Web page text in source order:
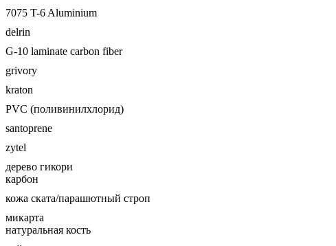
7075 T-6 Aluminium
delrin
G-10 laminate carbon fiber
grivory
kraton
PVC (поливинилхлорид)
santoprene
zytel
дерево гикори
карбон
кожа ската/парашютный строп
микарта
натуральная кость